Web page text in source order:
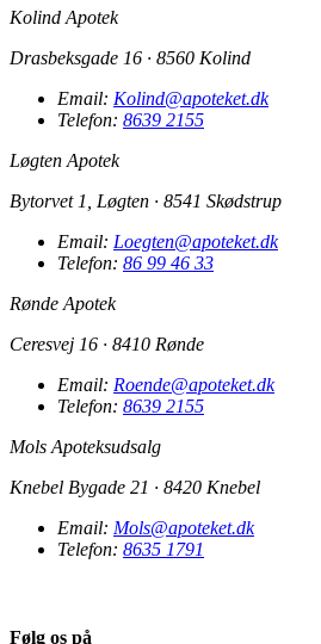
Kolind Apotek
Drasbeksgade 16 · 8560 Kolind
Email: Kolind@apoteket.dk
Telefon: 8639 2155
Løgten Apotek
Bytorvet 1, Løgten · 8541 Skødstrup
Email: Loegten@apoteket.dk
Telefon: 86 99 46 33
Rønde Apotek
Ceresvej 16 · 8410 Rønde
Email: Roende@apoteket.dk
Telefon: 8639 2155
Mols Apoteksudsalg
Knebel Bygade 21 · 8420 Knebel
Email: Mols@apoteket.dk
Telefon: 8635 1791
Følg os på